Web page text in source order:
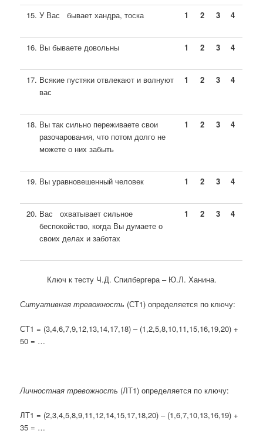
У Вас бывает хандра, тоска 1 2 3 4
Вы бываете довольны 1 2 3 4
Всякие пустяки отвлекают и волнуют
вас
1 2 3 4
Вы так сильно переживаете свои
разочарования, что потом долго не
можете о них забыть
1 2 3 4
Вы уравновешенный человек 1 2 3 4
Вас охватывает сильное
беспокойство, когда Вы думаете о
своих делах и заботах
1 2 3 4
Ключ к тесту Ч.Д. Спилбергера – Ю.Л. Ханина.
Ситуативная тревожность (СТ1) определяется по ключу:
СТ1 = (3,4,6,7,9,12,13,14,17,18) – (1,2,5,8,10,11,15,16,19,20) +
50 = …
Личностная тревожность (ЛТ1) определяется по ключу:
ЛТ1 = (2,3,4,5,8,9,11,12,14,15,17,18,20) – (1,6,7,10,13,16,19) +
35 = …